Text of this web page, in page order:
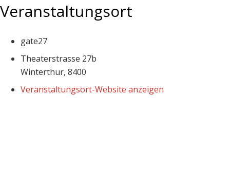
Veranstaltungsort
gate27
Theaterstrasse 27b
Winterthur, 8400
Veranstaltungsort-Website anzeigen